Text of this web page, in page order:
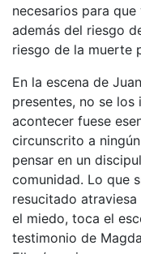
necesarios para
además del riesgo
riesgo de la muerte
En la escena de
presentes, no se
acontecer fuese
circunscrito a
pensar en un
comunidad. Lo que
resucitado
el miedo, toca el
testimonio de